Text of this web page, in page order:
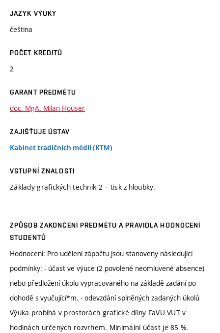
JAZYK VÝUKY
čeština
POČET KREDITŮ
2
GARANT PŘEDMĚTU
doc. MgA. Milan Houser
ZAJIŠŤUJE ÚSTAV
Kabinet tradičních médií (KTM)
VSTUPNÍ ZNALOSTI
Základy grafických technik 2 – tisk z hloubky.
ZPŮSOB ZAKONČENÍ PŘEDMĚTU A PRAVIDLA HODNOCENÍ
STUDENTŮ
Hodnocení: Pro udělení zápočtu jsou stanoveny následující
podmínky: - účast ve výuce (2 povolené neomluvené absence)
nebo předložení úkolu vypracovaného na základě zadání po
dohodě s vyučující*m. - odevzdání splněných zadaných úkolů
Výuka probíhá v prostorách grafické dílny FaVU VUT v
hodinách určených rozvrhem. Minimální účast je 85 %.